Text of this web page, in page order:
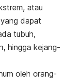
atau
dapat
tubuh,
hingga kejang-
oleh orang-